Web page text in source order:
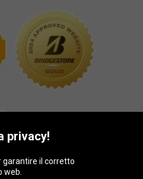
privacy!
garantire il corretto
web.